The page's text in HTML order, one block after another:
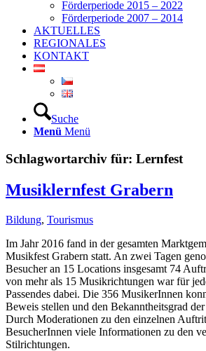
Förderperiode 2015 – 2022
Förderperiode 2007 – 2014
AKTUELLES
REGIONALES
KONTAKT
Suche
Menü Menü
Schlagwortarchiv für: Lernfest
Musiklernfest Grabern
Bildung, Tourismus
Im Jahr 2016 fand in der gesamten
Musikfest Grabern statt. An zwei Tagen
Besucher an 15 Locations insgesamt 74
von mehr als 15 Musikrichtungen war für
Passendes dabei. Die 356 MusikerInnen
Beweis stellen und den Bekanntheitsgrad
Durch Moderationen zu den einzelnen
BesucherInnen viele Informationen zu den
Stilrichtungen.